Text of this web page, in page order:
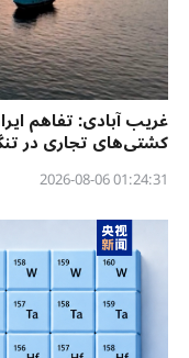
غریب آبادی: تفاهم
کشتی‌های تجاری در
01:24:31 2026-08-06